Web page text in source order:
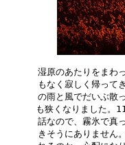
湿原のあたりをまわ
もなく寂しく帰って
の雨と風でだいぶ散
も狭くなりました。
話なので、霧氷で真
きそうにありません